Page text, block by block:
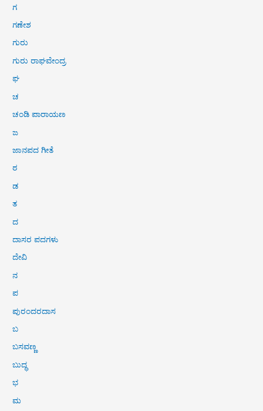
ಗ
ಗಣೇಶ
ಗುರು
ಗುರು ರಾಘವೇಂದ್ರ
ಘ
ಚ
ಚಂಡಿ ಪಾರಾಯಣ
ಜ
ಜಾನಪದ ಗೀತೆ
ಠ
ಡ
ತ
ದ
ದಾಸರ ಪದಗಳು
ದೇವಿ
ನ
ಪ
ಪುರಂದರದಾಸ
ಬ
ಬಸವಣ್ಣ
ಬುದ್ಧ
ಭ
ಮ